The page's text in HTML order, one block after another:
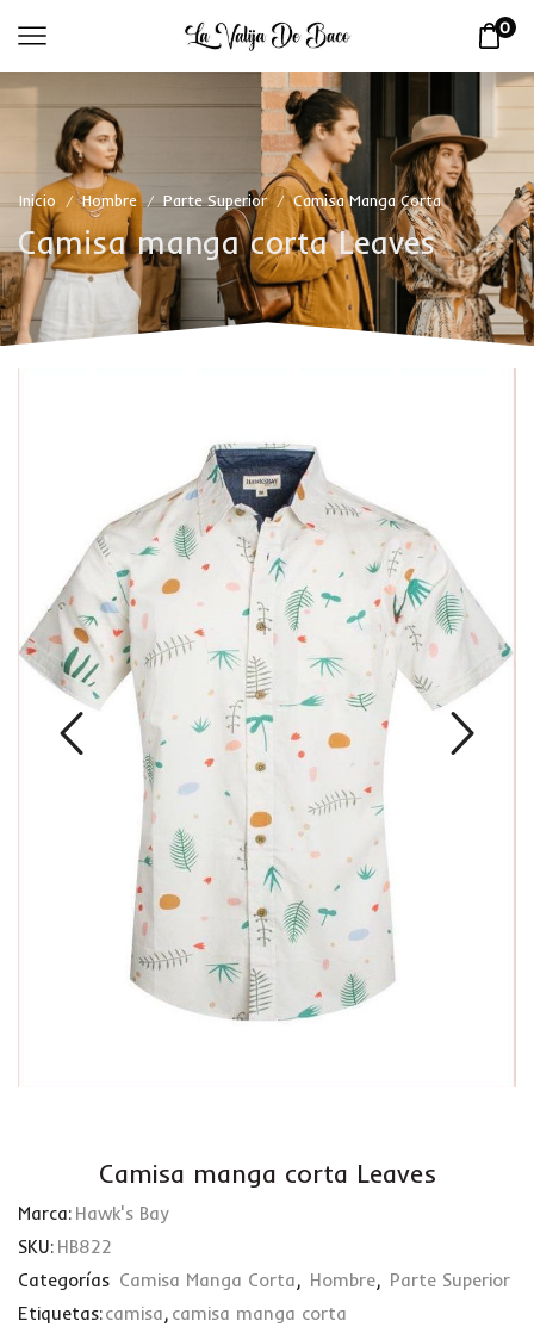
0
Inicio / Hombre / Parte Superior / Camisa Manga Corta
Camisa manga corta Leaves
Camisa manga corta Leaves
Marca: Hawk's Bay
SKU: HB822
Categorías Camisa Manga Corta, Hombre, Parte Superior
Etiquetas:camisa, camisa manga corta